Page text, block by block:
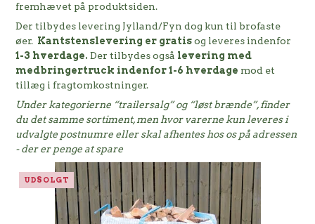
fremhævet på produktsiden.
Der tilbydes levering Jylland/Fyn dog kun til brofaste
øer. Kantstenslevering er gratisog leveres indenfor
1-3 hverdage.Der tilbydes også levering med
medbringertruck indenfor 1-6 hverdage mod et
tillæg i fragtomkostninger.
Under kategorierne “trailersalg” og “løst brænde”, finder
du det samme sortiment, men hvor varerne kun leveres i
udvalgte postnumre eller skal afhentes hos os på adressen
- der er penge at spare
UDSOLGT